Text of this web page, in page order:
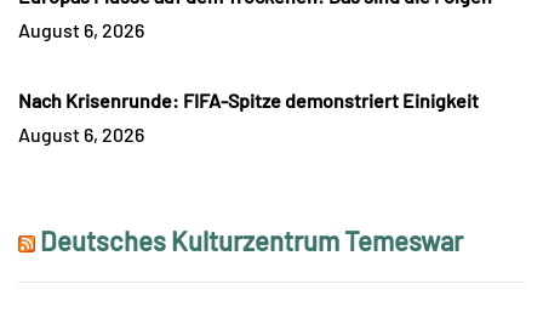
August 6, 2026
Nach Krisenrunde: FIFA-Spitze demonstriert Einigkeit
August 6, 2026
Deutsches Kulturzentrum Temeswar